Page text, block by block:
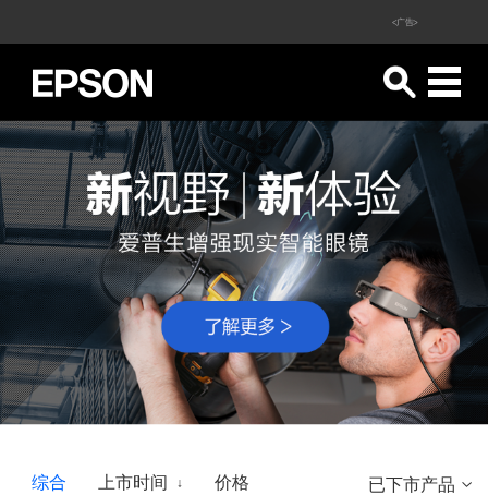
<广告>
综合 上市时间 ↓ 价格 已下市产品